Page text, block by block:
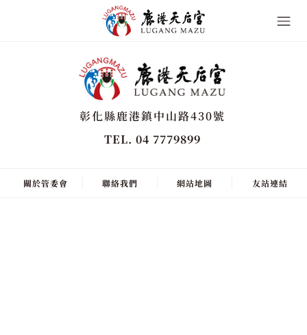
彰化縣鹿港鎮中山路430號
TEL. 04 7779899
關於管委會 聯絡我們 網站地圖 友站連結